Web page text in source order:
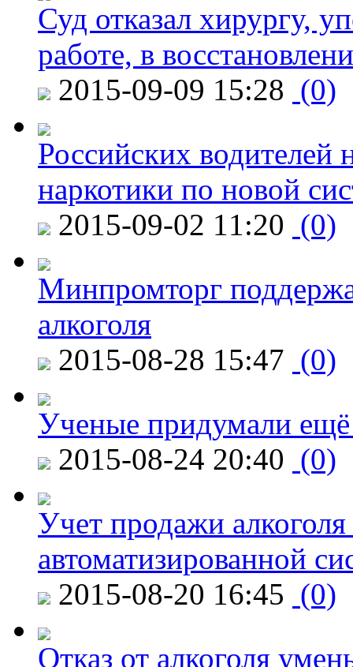
Суд отказал хирургу,
работе, в
2015-09-09 15:28 (0)
Российских водителей
наркотики по новой
2015-09-02 11:20 (0)
Минпромторг
алкоголя
2015-08-28 15:47 (0)
Ученые придумали ещё
2015-08-24 20:40 (0)
Учет продажи
автоматизированной
2015-08-20 16:45 (0)
Отказ от алкоголя